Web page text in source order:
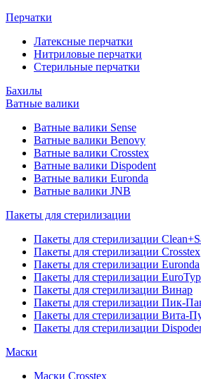
Перчатки
Латексные перчатки
Нитриловые перчатки
Стерильные перчатки
Бахилы
Ватные валики
Ватные валики Sense
Ватные валики Benovy
Ватные валики Crosstex
Ватные валики Dispodent
Ватные валики Euronda
Ватные валики JNB
Пакеты для стерилизации
Пакеты для стерилизации
Пакеты для стерилизации Crosstex
Пакеты для стерилизации Euronda
Пакеты для стерилизации
Пакеты для стерилизации Винар
Пакеты для стерилизации Пик-
Пакеты для стерилизации Вита-
Пакеты для стерилизации
Маски
Маски Crosstex